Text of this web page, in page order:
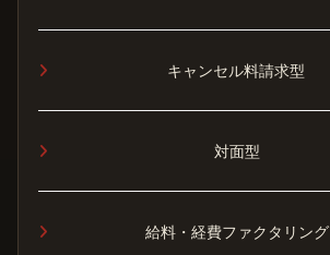
キャンセル料請求型
対面型
給料・経費ファクタリング